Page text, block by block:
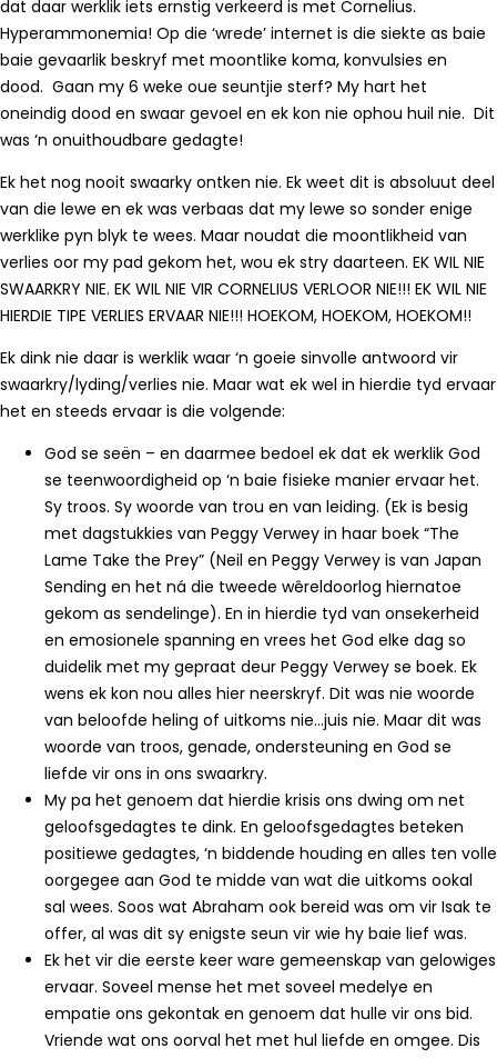
dat daar werklik iets ernstig verkeerd is met Cornelius.
Hyperammonemia! Op die ‘wrede’ internet is die siekte as baie
baie gevaarlik beskryf met moontlike koma, konvulsies en
dood. Gaan my 6 weke oue seuntjie sterf? My hart het
oneindig dood en swaar gevoel en ek kon nie ophou huil nie. Dit
was ‘n onuithoudbare gedagte!
Ek het nog nooit swaarky ontken nie. Ek weet dit is absoluut deel
van die lewe en ek was verbaas dat my lewe so sonder enige
werklike pyn blyk te wees. Maar noudat die moontlikheid van
verlies oor my pad gekom het, wou ek stry daarteen. EK WIL NIE
SWAARKRY NIE. EK WIL NIE VIR CORNELIUS VERLOOR NIE!!! EK WIL NIE
HIERDIE TIPE VERLIES ERVAAR NIE!!! HOEKOM, HOEKOM, HOEKOM!!
Ek dink nie daar is werklik waar ‘n goeie sinvolle antwoord vir
swaarkry/lyding/verlies nie. Maar wat ek wel in hierdie tyd ervaar
het en steeds ervaar is die volgende:
God se seën – en daarmee bedoel ek dat ek werklik God
se teenwoordigheid op ‘n baie fisieke manier ervaar het.
Sy troos. Sy woorde van trou en van leiding. (Ek is besig
met dagstukkies van Peggy Verwey in haar boek “The
Lame Take the Prey” (Neil en Peggy Verwey is van Japan
Sending en het ná die tweede wêreldoorlog hiernatoe
gekom as sendelinge). En in hierdie tyd van onsekerheid
en emosionele spanning en vrees het God elke dag so
duidelik met my gepraat deur Peggy Verwey se boek. Ek
wens ek kon nou alles hier neerskryf. Dit was nie woorde
van beloofde heling of uitkoms nie…juis nie. Maar dit was
woorde van troos, genade, ondersteuning en God se
liefde vir ons in ons swaarkry.
My pa het genoem dat hierdie krisis ons dwing om net
geloofsgedagtes te dink. En geloofsgedagtes beteken
positiewe gedagtes, ‘n biddende houding en alles ten volle
oorgegee aan God te midde van wat die uitkoms ookal
sal wees. Soos wat Abraham ook bereid was om vir Isak te
offer, al was dit sy enigste seun vir wie hy baie lief was.
Ek het vir die eerste keer ware gemeenskap van gelowiges
ervaar. Soveel mense het met soveel medelye en
empatie ons gekontak en genoem dat hulle vir ons bid.
Vriende wat ons oorval het met hul liefde en omgee. Dis